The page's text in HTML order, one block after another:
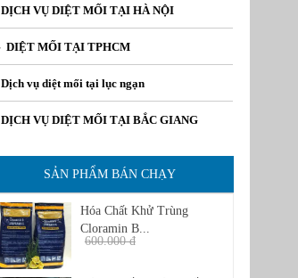
DỊCH VỤ DIỆT MỐI TẠI HÀ NỘI
DIỆT MỐI TẠI TPHCM
Dịch vụ diệt mối tại lục ngạn
DỊCH VỤ DIỆT MỐI TẠI BẮC GIANG
SẢN PHẨM BÁN CHẠY
Hóa Chất Khử Trùng
Cloramin B...
600.000 đ